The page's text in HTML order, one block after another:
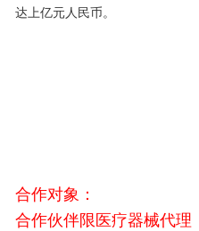
达上亿元人民币。
合作对象：
合作伙伴限医疗器械代理